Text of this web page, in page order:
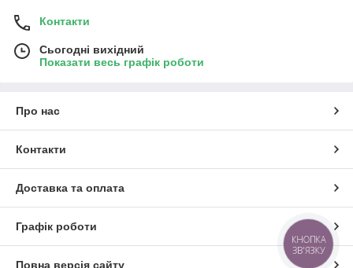
Контакти
Сьогодні вихідний
Показати весь графік роботи
Про нас
Контакти
Доставка та оплата
Графік роботи
Повна версія сайту
КНОПКА
ЗВ'ЯЗКУ